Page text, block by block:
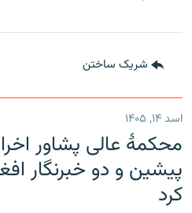
شریک ساختن
اسد ۱۴, ۱۴۰۵
محکمۀ عالی پشاور
پیشین و دو خبرنگار
کرد